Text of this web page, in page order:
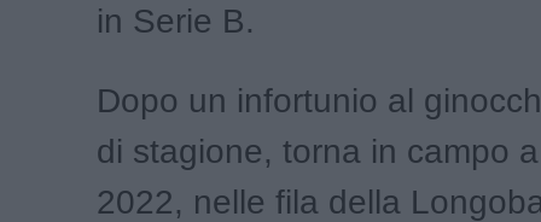
in Serie B.
Dopo un infortunio al
di stagione, torna in campo
2022, nelle fila della